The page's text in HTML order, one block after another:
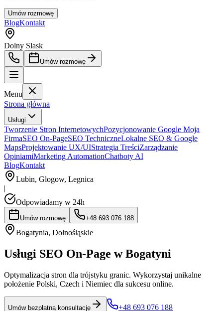
Umów rozmowę
BlogKontakt
Dolny Slask
Umów rozmowę
Menu
Strona główna
Usługi
Tworzenie Stron InternetowychPozycjonowanie Google Moja
FirmaSEO On-PageSEO TechniczneLokalne SEO & Google
MapsProjektowanie UX/UIStrategia TreściZarządzanie
OpiniamiMarketing AutomationChatboty AI
BlogKontakt
Lubin, Glogow, Legnica
|
Odpowiadamy w 24h
Umów rozmowę +48 693 076 188
Bogatynia, Dolnośląskie
Usługi SEO On-Page w Bogatyni
Optymalizacja stron dla trójstyku granic. Wykorzystaj unikalne
położenie Polski, Czech i Niemiec dla sukcesu online.
Umów bezpłatną konsultację
+48 693 076 188